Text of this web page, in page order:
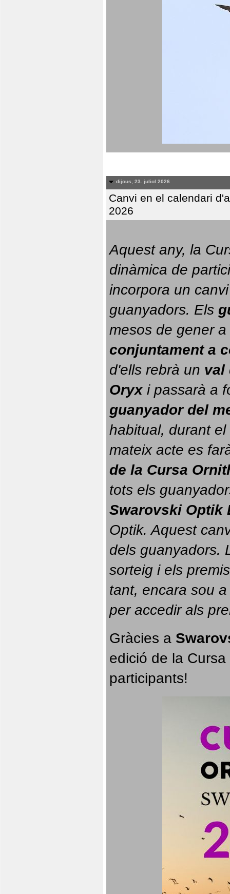
dijous, 23. juliol 2026
Canvi en el calendari
2026
Aquest any, la
dinàmica de
incorpora un
guanyadors. Els
conjuntament a
d'ells rebrà un val
Oryx i passarà a
guanyador del
habitual, durant el
mateix acte es
de la Cursa
tots els
Swarovski Optik
Optik. Aquest
dels guanyadors.
sorteig i els
tant, encara sou
per accedir als
Gràcies a
edició de la
participants!